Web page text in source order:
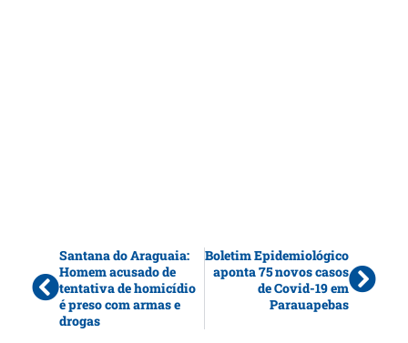
Santana do Araguaia:
Homem acusado de
tentativa de homicídio
é preso com armas e
drogas
Boletim Epidemiológico
aponta 75 novos casos
de Covid-19 em
Parauapebas